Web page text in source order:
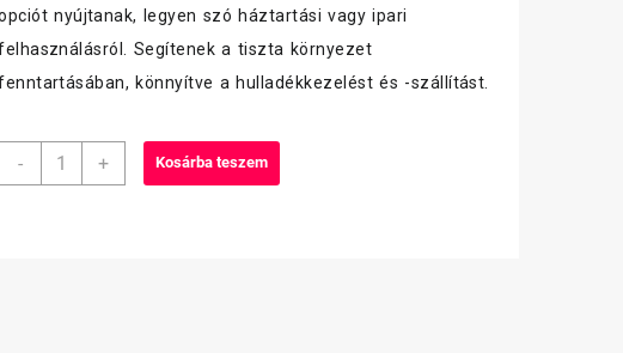
nyújtanak, legyen szó háztartási vagy ipari
Segítenek a tiszta környezet
könnyítve a hulladékkezelést és -szállítást.
-
szemeteszsák
+ Kosárba teszem